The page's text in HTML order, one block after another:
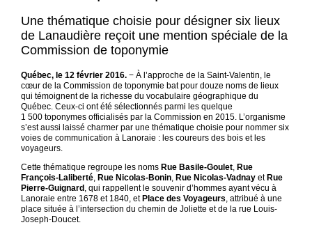
Une thématique choisie pour désigner six lieux
de Lanaudière reçoit une mention spéciale de la
Commission de toponymie
Québec, le 12 février 2016. − À l’approche de la Saint-Valentin, le
cœur de la Commission de toponymie bat pour douze noms de lieux
qui témoignent de la richesse du vocabulaire géographique du
Québec. Ceux-ci ont été sélectionnés parmi les quelque
1 500 toponymes officialisés par la Commission en 2015. L’organisme
s’est aussi laissé charmer par une thématique choisie pour nommer six
voies de communication à Lanoraie : les coureurs des bois et les
voyageurs.
Cette thématique regroupe les noms Rue Basile-Goulet, Rue
François-Laliberté, Rue Nicolas-Bonin, Rue Nicolas-Vadnay etRue
Pierre-Guignard, qui rappellent le souvenir d’hommes ayant vécu à
Lanoraie entre 1678 et 1840, etPlace des Voyageurs, attribué à une
place située à l’intersection du chemin de Joliette et de la rue Louis-
Joseph-Doucet.